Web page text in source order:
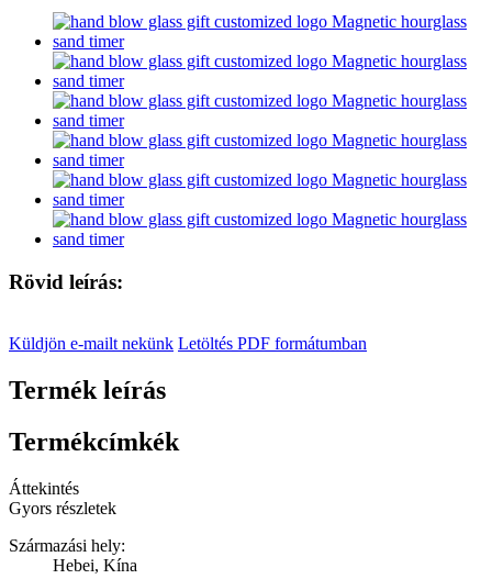
Rövid leírás:
Küldjön e-mailt nekünk Letöltés PDF formátumban
Termék leírás
Termékcímkék
Áttekintés
Gyors részletek
Származási hely:
Hebei, Kína